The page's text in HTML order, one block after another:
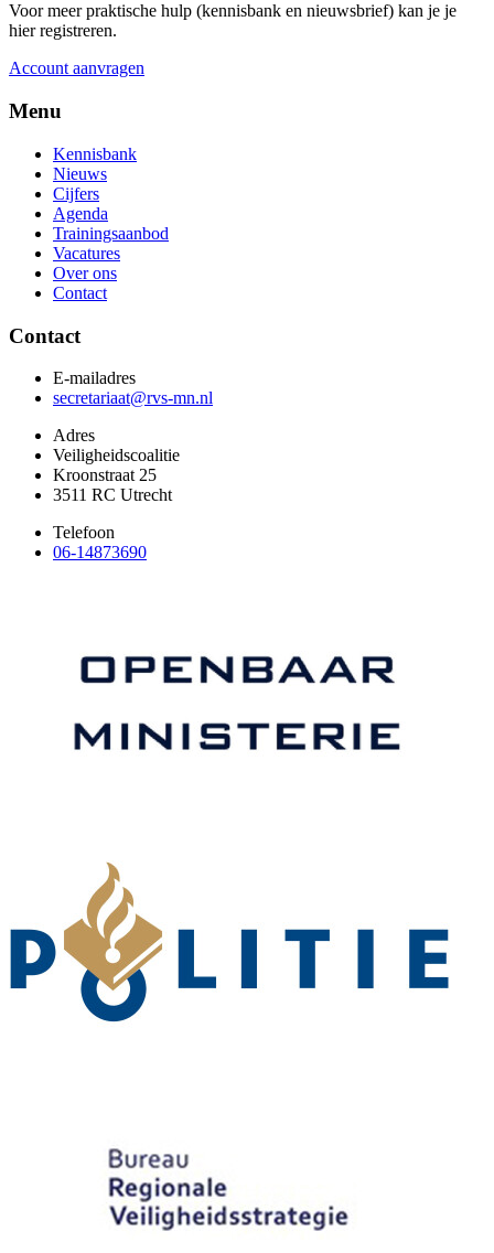
Voor meer praktische hulp (kennisbank en nieuwsbrief) kan je je
hier registreren.
Account aanvragen
Menu
Kennisbank
Nieuws
Cijfers
Agenda
Trainingsaanbod
Vacatures
Over ons
Contact
Contact
E-mailadres
secretariaat@rvs-mn.nl
Adres
Veiligheidscoalitie
Kroonstraat 25
3511 RC Utrecht
Telefoon
06-14873690